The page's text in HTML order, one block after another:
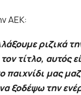
ΑΕΚ:
ριζικά
τίτλο, αυτός
μας
ξοδέψω την